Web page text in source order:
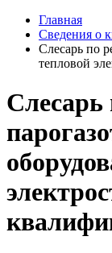
Главная
Сведения о
Слесарь по
тепловой
Слесарь